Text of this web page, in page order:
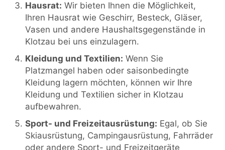
Hausrat: Wir bieten Ihnen die Möglichkeit,
Ihren Hausrat wie Geschirr, Besteck, Gläser,
Vasen und andere Haushaltsgegenstände in
Klotzau bei uns einzulagern.
Kleidung und Textilien: Wenn Sie
Platzmangel haben oder saisonbedingte
Kleidung lagern möchten, können wir Ihre
Kleidung und Textilien sicher in Klotzau
aufbewahren.
Sport- und Freizeitausrüstung: Egal, ob Sie
Skiausrüstung, Campingausrüstung, Fahrräder
oder andere Sport- und Freizeitgeräte